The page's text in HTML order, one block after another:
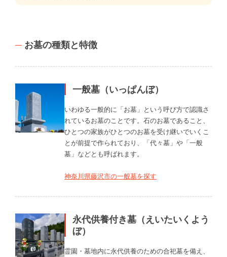
お墓の種類と特徴
一般墓（いっぱんぼ）
いわゆる一般的に「お墓」という呼び方で認識さ
れているお墓のことです。石のお墓であること、
ひとつの家族がひとつのお墓を受け継いでいくこ
とが前提で作られており、「代々墓」や「一般
墓」などとも呼ばれます。
神奈川県藤沢市の一般墓を探す
永代供養付き墓（えいたいくよう
ぼ）
霊園・墓地内に永代供養のための合祀墓を備え、